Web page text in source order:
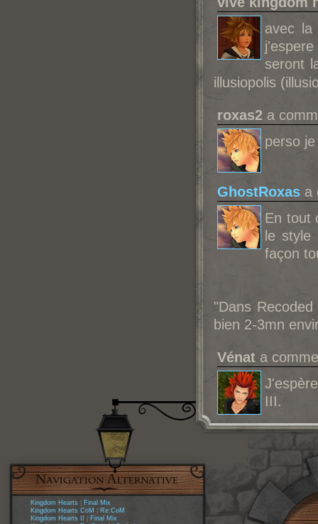
avec
seront
illusiopolis
roxas2 a
perso
GhostRoxas a
En tout
le
façon
"Dans
bien 2-3mn
Vénat a
III.
Kingdom Hearts
Final Mix
Kingdom Hearts CoM
Re:CoM
Kingdom Hearts II
Final Mix